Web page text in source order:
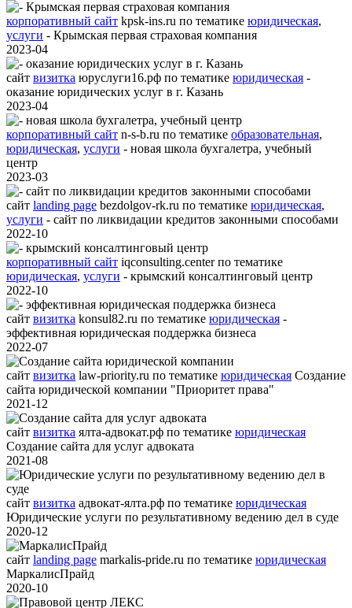
корпоративный сайт kpsk-ins.ru по тематике юридическая,
услуги - Крымская первая страховая компания
2023-04
сайт визитка юруслуги16.рф по тематике юридическая -
оказание юридических услуг в г. Казань
2023-04
корпоративный сайт n-s-b.ru по тематике образовательная,
юридическая, услуги - новая школа бухгалетра, учебный
центр
2023-03
сайт landing page bezdolgov-rk.ru по тематике юридическая,
услуги - сайт по ликвидации кредитов законными способами
2022-10
корпоративный сайт iqconsulting.centerпо тематике
юридическая, услуги - крымский консалтинговый центр
2022-10
сайт визитка konsul82.ru по тематике юридическая -
эффективная юридическая поддержка бизнеса
2022-07
сайт визитка law-priority.ru по тематике юридическая Создание
сайта юридической компании "Приоритет права"
2021-12
сайт визитка ялта-адвокат.рф по тематике юридическая
Создание сайта для услуг адвоката
2021-08
сайт визитка адвокат-ялта.рф по тематике юридическая
Юридические услуги по результативному ведению дел в суде
2020-12
сайт landing page markalis-pride.ru по тематике юридическая
МаркалисПрайд
2020-10